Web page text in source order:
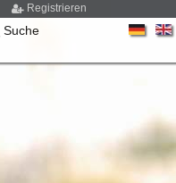
Registrieren
Suche